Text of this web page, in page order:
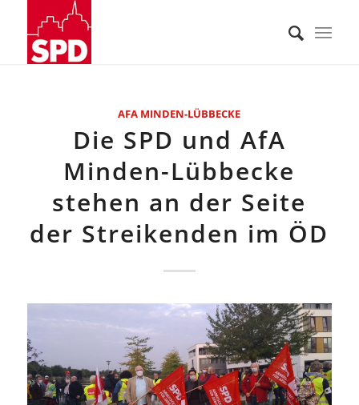
AFA MINDEN-LÜBBECKE
Die SPD und AfA
Minden-Lübbecke
stehen an der Seite
der Streikenden im ÖD